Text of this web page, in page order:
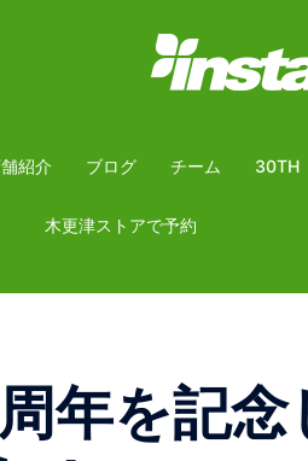
紹介 ブログ チーム 30TH
木更津ストアで予約
年を記